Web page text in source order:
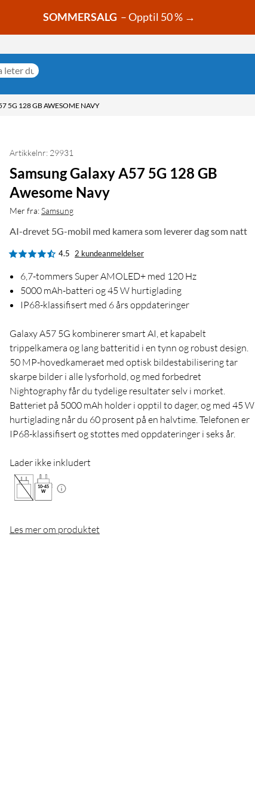
SOMMERSALG – Opptil 50 % →
5G 128 GB AWESOME NAVY
Artikkelnr: 29931
Samsung Galaxy A57 5G 128 GB
Awesome Navy
Mer fra:Samsung
AI-drevet 5G-mobil med kamera som leverer dag som natt
4.5 2 kundeanmeldelser
6,7-tommers Super AMOLED+ med 120 Hz
5000 mAh-batteri og 45 W hurtiglading
IP68-klassifisert med 6 års oppdateringer
Galaxy A57 5G kombinerer smart AI, et kapabelt
trippelkamera og lang batteritid i en tynn og robust design.
50 MP-hovedkameraet med optisk bildestabilisering tar
skarpe bilder i alle lysforhold, og med forbedret
Nightography får du tydelige resultater selv i mørket.
Batteriet på 5000 mAh holder i opptil to dager, og med 45 W
hurtiglading når du 60 prosent på en halvtime. Telefonen er
IP68-klassifisert og støttes med oppdateringer i seks år.
Lader ikke inkludert
10-45
W
Les mer om produktet